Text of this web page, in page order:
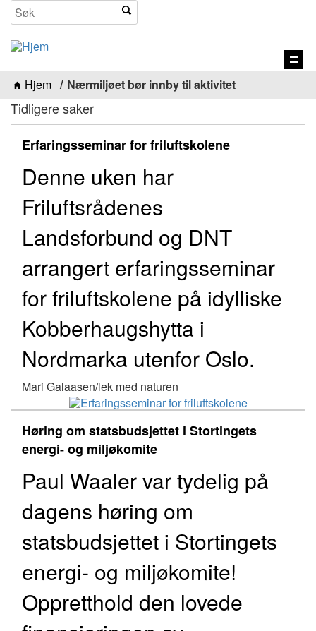
Vis
Hjem Nærmiljøet bør innby til aktivitet
Tidligere saker
Erfaringsseminar for friluftskolene
Denne uken har
Friluftsrådenes
Landsforbund og DNT
arrangert erfaringsseminar
for friluftskolene på idylliske
Kobberhaugshytta i
Nordmarka utenfor Oslo.
Mari Galaasen/lek med naturen
Høring om statsbudsjettet i Stortingets
energi- og miljøkomite
Paul Waaler var tydelig på
dagens høring om
statsbudsjettet i Stortingets
energi- og miljøkomite!
Oppretthold den lovede